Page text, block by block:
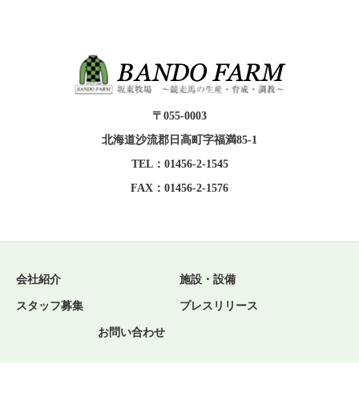
〒055-0003
北海道沙流郡日高町字福満85-1
TEL：01456-2-1545
FAX：01456-2-1576
会社紹介 施設・設備
スタッフ募集 プレスリリース
お問い合わせ